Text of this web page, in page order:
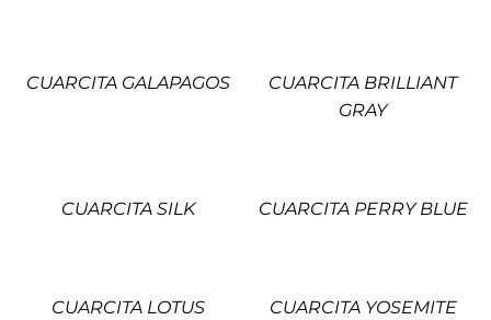
CUARCITA GALAPAGOS
CUARCITA BRILLIANT
GRAY
CUARCITA SILK CUARCITA PERRY BLUE
CUARCITA LOTUS CUARCITA YOSEMITE